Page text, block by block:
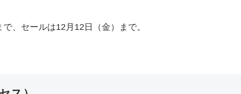
、セールは12月12日（金）まで。